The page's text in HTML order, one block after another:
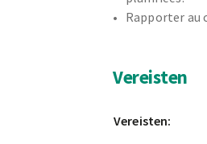
Rapporter au
Vereisten
Vereisten: